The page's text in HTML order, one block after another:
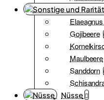
Gojibeere
Maulbeere
Sanddorn
Nüsse